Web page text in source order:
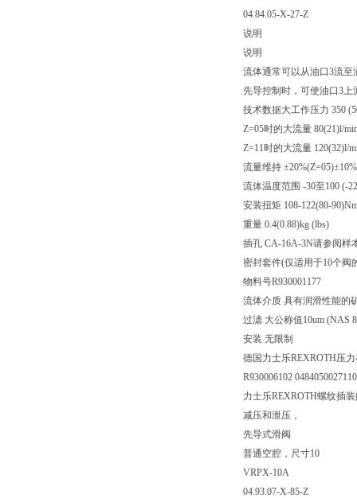
04.84.05-X-27-Z
说明
说明
流体通常可以从油口3流
先导控制时，可使油口3
技术数据大工作压力 350
Z=05时的大流量 80(21)l/
Z=11时的大流量 120(32)l/
流量维持
流体温度范围 -30至100 (-
安装扭矩 108-122(80-
重量 0.4(0.88)kg (lbs)
插孔 CA-16A-3N请参阅样
密封套件(仅适用于10个阀
物料号R930001177
流体介质 具有润滑性能的
过滤 大公称值10um (NAS
安装 无限制
德国力士乐REXROTH压
R930006102
力士乐REXROTH螺纹插
减压和泄压，
先导式滑阀
普通空腔，尺寸10
VRPX-10A
04.93.07-X-85-Z